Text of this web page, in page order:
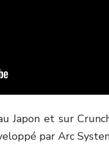
Japon et sur
par Arc